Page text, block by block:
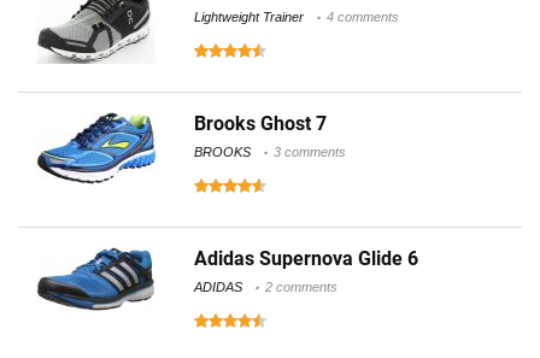
Lightweight Trainer 4 comments
Brooks Ghost 7
BROOKS 3 comments
Adidas Supernova Glide 6
ADIDAS 2 comments